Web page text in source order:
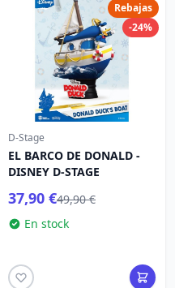
Rebajas
-24%
D-Stage
EL BARCO DE DONALD -
DISNEY D-STAGE
37,90 €49,90 €
En stock